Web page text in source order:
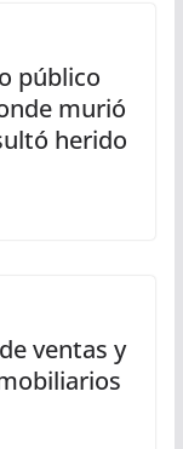
público
murió
herido
ventas y